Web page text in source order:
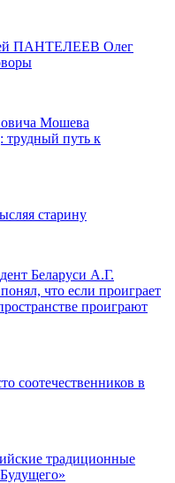
ПАНТЕЛЕЕВ Олег
Мошева
трудный путь к
старину
Беларуси А.Г.
что если проиграет
проиграют
соотечественников в
традиционные